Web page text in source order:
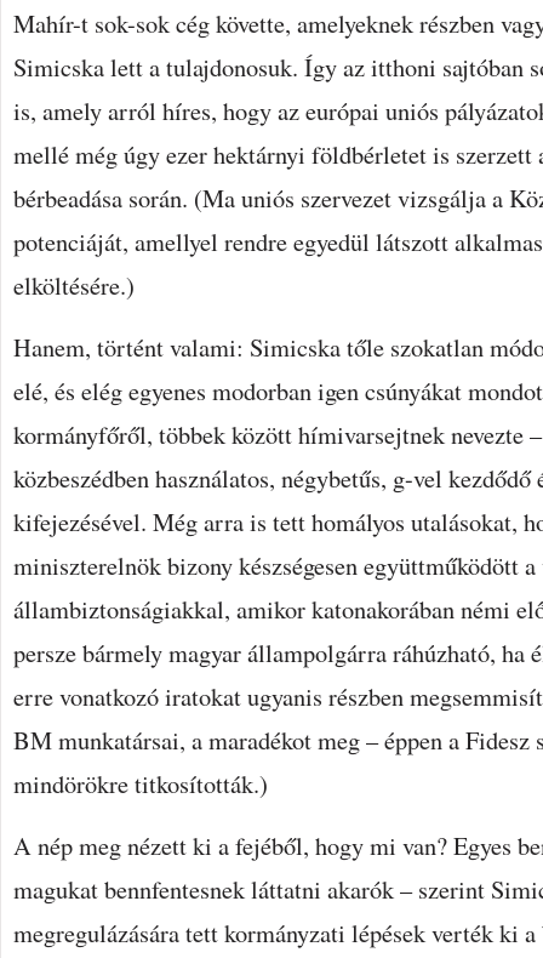
Mahír-t sok-sok cég követte, amelyeknek részben
Simicska lett a tulajdonosuk. Így az itthoni sajtóban
is, amely arról híres, hogy az európai uniós
mellé még úgy ezer hektárnyi földbérletet is
bérbeadása során. (Ma uniós szervezet vizsgálja a
potenciáját, amellyel rendre egyedül látszott
elköltésére.)
Hanem, történt valami: Simicska tőle szokatlan
elé, és elég egyenes modorban igen csúnyákat
kormányfőről, többek között hímivarsejtnek nevezte
közbeszédben használatos, négybetűs, g-vel
kifejezésével. Még arra is tett homályos utalásokat,
miniszterelnök bizony készségesen együttműködött
állambiztonságiakkal, amikor katonakorában némi
persze bármely magyar állampolgárra ráhúzható, ha
erre vonatkozó iratokat ugyanis részben
BM munkatársai, a maradékot meg – éppen a Fidesz
mindörökre titkosították.)
A nép meg nézett ki a fejéből, hogy mi van? Egyes
magukat bennfentesnek láttatni akarók – szerint
megregulázására tett kormányzati lépések verték ki